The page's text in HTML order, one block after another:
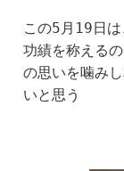
この5月19日
功績を称える
の思いを噛み
いと思う